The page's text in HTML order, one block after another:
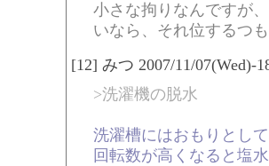
小さな拘りなんですが
いなら、それ位するつ
[12] みつ 2007/11/07(Wed)-
>洗濯機の脱水
洗濯槽にはおもりとし
回転数が高くなると塩